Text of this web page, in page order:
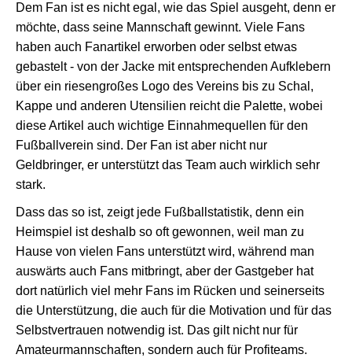
Dem Fan ist es nicht egal, wie das Spiel ausgeht, denn er
möchte, dass seine Mannschaft gewinnt. Viele Fans
haben auch Fanartikel erworben oder selbst etwas
gebastelt - von der Jacke mit entsprechenden Aufklebern
über ein riesengroßes Logo des Vereins bis zu Schal,
Kappe und anderen Utensilien reicht die Palette, wobei
diese Artikel auch wichtige Einnahmequellen für den
Fußballverein sind. Der Fan ist aber nicht nur
Geldbringer, er unterstützt das Team auch wirklich sehr
stark.
Dass das so ist, zeigt jede Fußballstatistik, denn ein
Heimspiel ist deshalb so oft gewonnen, weil man zu
Hause von vielen Fans unterstützt wird, während man
auswärts auch Fans mitbringt, aber der Gastgeber hat
dort natürlich viel mehr Fans im Rücken und seinerseits
die Unterstützung, die auch für die Motivation und für das
Selbstvertrauen notwendig ist. Das gilt nicht nur für
Amateurmannschaften, sondern auch für Profiteams.